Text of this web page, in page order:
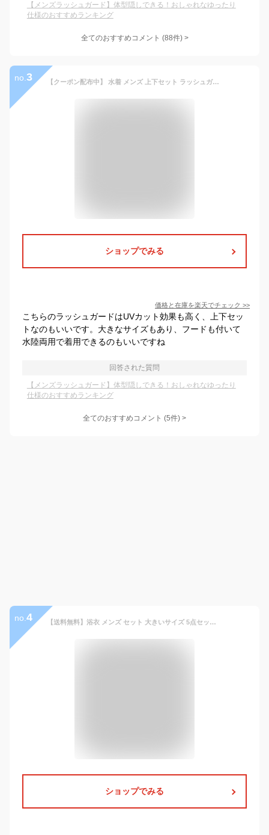
【メンズラッシュガード】体型隠しできる！おしゃれなゆったり
仕様のおすすめランキング
全てのおすすめコメント (88件) >
no. 3 【クーポン配布中】 水着 メンズ 上下セット ラッシュガード 上下 セット 長袖 3点セット uvカット uv upf50+ フード付き パーカー uvパーカー uvカットパーカー ラッシュパーカー レギンス 大きいサイズ 紫外線対策 体型カバー 夏 プール 海 海水浴 サウナ 冷感
ショップでみる
価格と在庫を楽天でチェック >>
こちらのラッシュガードはUVカット効果も高く、上下セッ
トなのもいいです。大きなサイズもあり、フードも付いて
水陸両用で着用できるのもいいですね
回答された質問
【メンズラッシュガード】体型隠しできる！おしゃれなゆったり
仕様のおすすめランキング
全てのおすすめコメント (5件) >
no. 4 【送料無料】浴衣 メンズ セット 大きいサイズ 5点セット 浴衣セット 2026 ワンタッチ帯 作り帯 下駄 扇子 腰紐 ギフト 男性 M L XL 無地 レトロ ゆかた 紳士 涼しい 清涼 花火大会 夏祭り 祭 イベント ストライプ 無地 モダン 黒 紺 ブラック ネイビー 夏 プレゼント 父の日
ショップでみる